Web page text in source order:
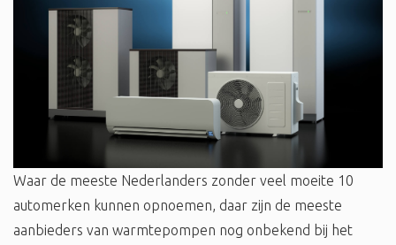
Waar de meeste Nederlanders zonder veel moeite 10
automerken kunnen opnoemen, daar zijn de meeste
aanbieders van warmtepompen nog onbekend bij het